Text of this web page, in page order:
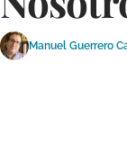
Manuel Guerrero